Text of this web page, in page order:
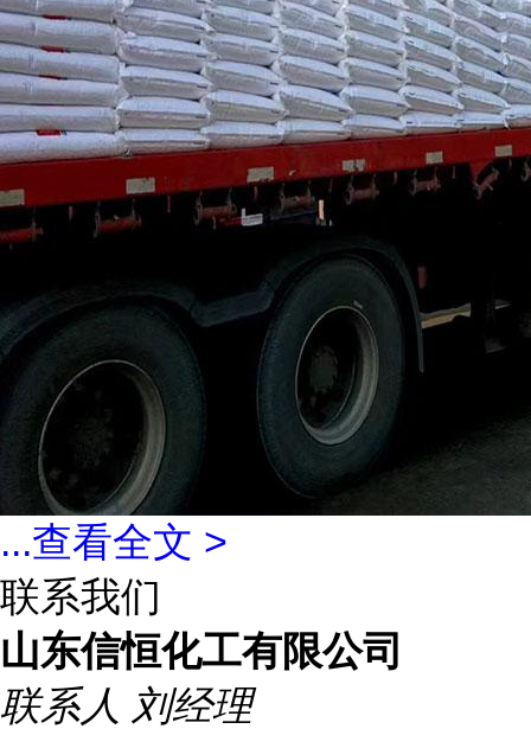
...查看全文 >
联系我们
山东信恒化工有限公司
联系人 刘经理